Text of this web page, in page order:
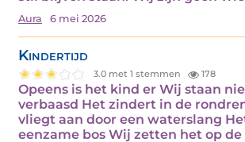
Aura 6 mei 2026
Kindertijd
3.0 met 1 stemmen 178
Opeens is het kind er Wij staan
verbaasd Het zindert in de
vliegt aan door een waterslang
eenzame bos Wij zetten het op